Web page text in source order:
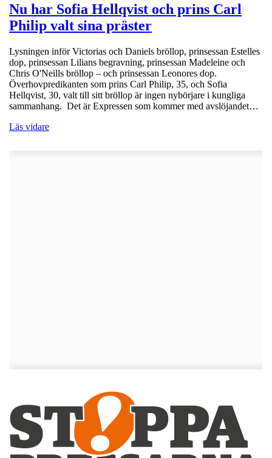
Nu har Sofia Hellqvist och prins Carl
Philip valt sina präster
Lysningen inför Victorias och Daniels bröllop, prinsessan Estelles
dop, prinsessan Lilians begravning, prinsessan Madeleine och
Chris O'Neills bröllop – och prinsessan Leonores dop.
Överhovpredikanten som prins Carl Philip, 35, och Sofia
Hellqvist, 30, valt till sitt bröllop är ingen nybörjare i kungliga
sammanhang. Det är Expressen som kommer med avslöjandet…
Läs vidare